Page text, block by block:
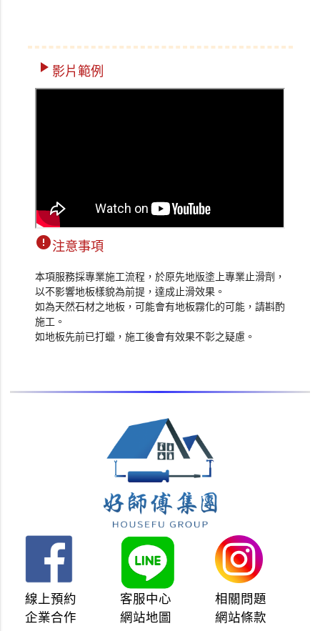
play_arrow 影片範例
error注意事項
本項服務採專業施工流程，於原先地版塗上專業止滑劑，
以不影響地板樣貌為前提，達成止滑效果。
如為天然石材之地板，可能會有地板霧化的可能，請斟酌
施工。
如地板先前已打蠟，施工後會有效果不彰之疑慮。
線上預約 客服中心
相關問題
企業合作
網站地圖 網站條款